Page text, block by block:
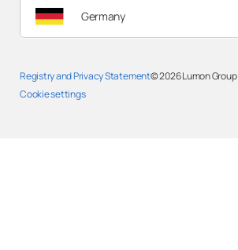
Germany
Registry and Privacy Statement
Cookie settings
© 2026Lumon Group